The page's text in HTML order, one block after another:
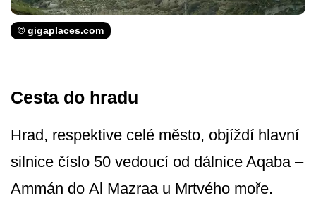
© gigaplaces.com
Cesta do hradu
Hrad, respektive celé město, objíždí hlavní
silnice číslo 50 vedoucí od dálnice Aqaba –
Ammán do Al Mazraa u Mrtvého moře.